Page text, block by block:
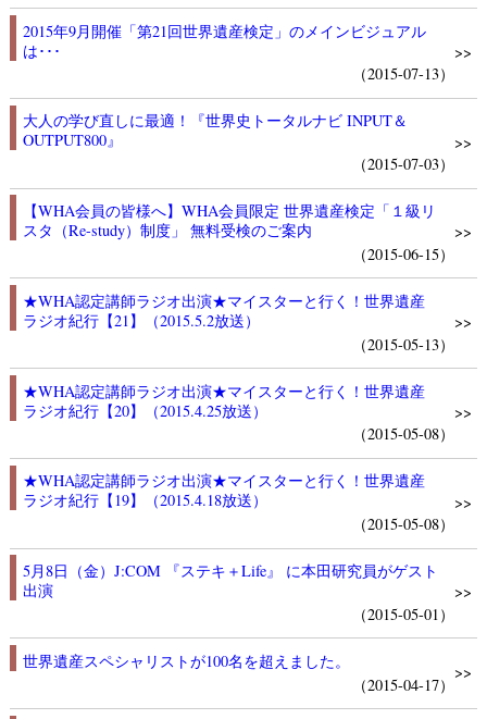
2015年9月開催「第21回世界遺産検定」のメインビジュアル
は･･･
（2015-07-13）
>>
大人の学び直しに最適！『世界史トータルナビ INPUT＆
OUTPUT800』
（2015-07-03）
>>
【WHA会員の皆様へ】WHA会員限定 世界遺産検定「１級リ
スタ（Re-study）制度」 無料受検のご案内
（2015-06-15）
>>
★WHA認定講師ラジオ出演★マイスターと行く！世界遺産
ラジオ紀行【21】（2015.5.2放送）
（2015-05-13）
>>
★WHA認定講師ラジオ出演★マイスターと行く！世界遺産
ラジオ紀行【20】（2015.4.25放送）
（2015-05-08）
>>
★WHA認定講師ラジオ出演★マイスターと行く！世界遺産
ラジオ紀行【19】（2015.4.18放送）
（2015-05-08）
>>
5月8日（金）J:COM 『ステキ＋Life』 に本田研究員がゲスト
出演
（2015-05-01）
>>
世界遺産スペシャリストが100名を超えました。
（2015-04-17）
>>